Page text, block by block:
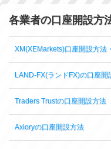
各業者の口座開設方
XM(XEMarkets)口座開設方法
LAND-FX(ランドFX)の口座開
Traders Trustの口座開設方法
Axioryの口座開設方法